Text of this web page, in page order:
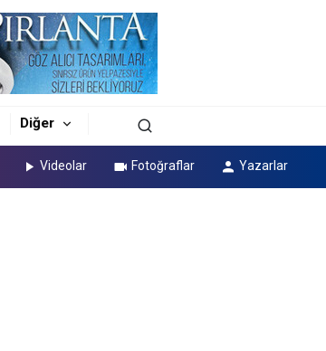
Diğer
Videolar Fotoğraflar Yazarlar